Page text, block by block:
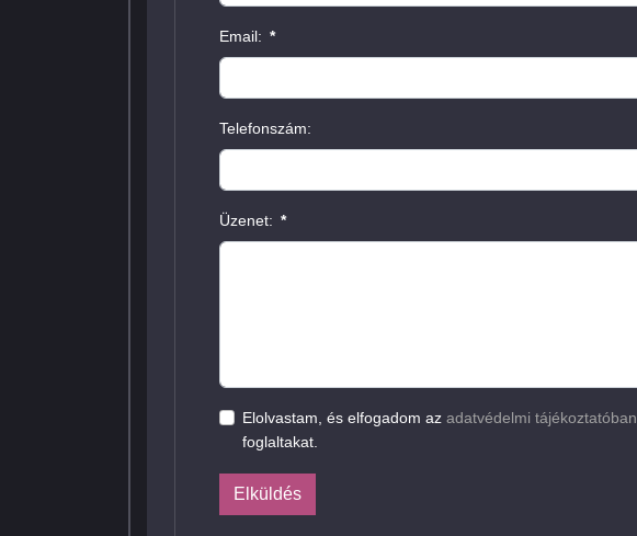
Email: *
Telefonszám:
Üzenet: *
Elolvastam, és elfogadom az adatvédelmi tájékoztatóban
foglaltakat.
Elküldés